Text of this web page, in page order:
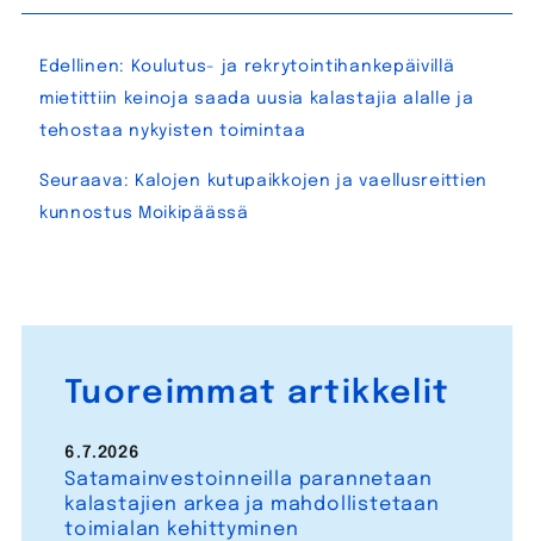
Artikkelien
selaus
Edellinen:
Koulutus- ja rekrytointihankepäivillä
mietittiin keinoja saada uusia kalastajia alalle ja
tehostaa nykyisten toimintaa
Seuraava: Kalojen kutupaikkojen ja vaellusreittien
kunnostus Moikipäässä
Tuoreimmat artikkelit
Satamainvestoinneilla parannetaan
kalastajien arkea ja mahdollistetaan
toimialan kehittyminen
6.7.2026